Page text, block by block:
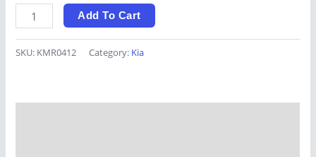
Jual
Kaca
Depan
Add To Cart
SKU: KMR0412 Category: Kia